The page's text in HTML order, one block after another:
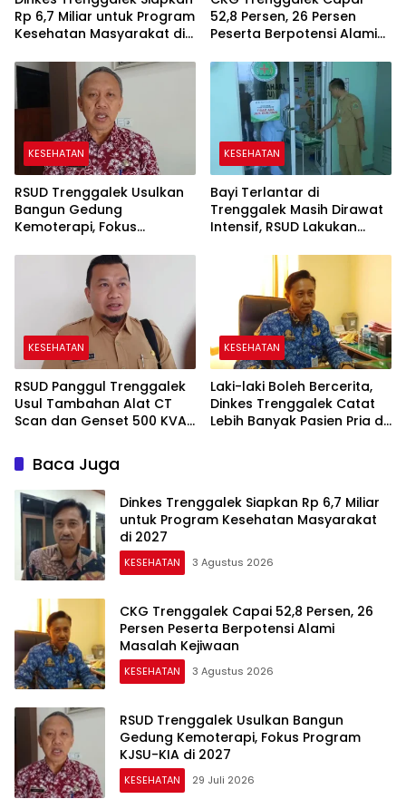
Rp 6,7 Miliar untuk Program
Kesehatan Masyarakat di
52,8 Persen, 26 Persen
Peserta Berpotensi Alami
KESEHATAN
RSUD Trenggalek Usulkan
Bangun Gedung
Kemoterapi, Fokus
KESEHATAN
Bayi Terlantar di
Trenggalek Masih Dirawat
Intensif, RSUD Lakukan
KESEHATAN
RSUD Panggul Trenggalek
Usul Tambahan Alat CT
Scan dan Genset 500 KVA
KESEHATAN
Laki-laki Boleh Bercerita,
Dinkes Trenggalek Catat
Lebih Banyak Pasien Pria di
Baca Juga
Dinkes Trenggalek Siapkan Rp 6,7 Miliar
untuk Program Kesehatan Masyarakat
di 2027
KESEHATAN 3 Agustus 2026
CKG Trenggalek Capai 52,8 Persen, 26
Persen Peserta Berpotensi Alami
Masalah Kejiwaan
KESEHATAN 3 Agustus 2026
RSUD Trenggalek Usulkan Bangun
Gedung Kemoterapi, Fokus Program
KJSU-KIA di 2027
KESEHATAN 29 Juli 2026